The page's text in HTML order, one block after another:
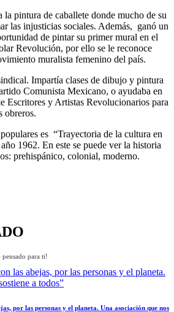
la pintura de caballete donde mucho de su
las injusticias sociales. Además, ganó un
de pintar su primer mural en el
Revolución, por ello se le reconoce
muralista femenino del país.
Impartía clases de dibujo y pintura
Comunista Mexicano, o ayudaba en
Escritores y Artistas Revolucionarios para
obreros.
es “Trayectoria de la cultura en
1962. En este se puede ver la historia
prehispánico, colonial, moderno.
para ti!
por las personas y el planeta. Una asociación que nos